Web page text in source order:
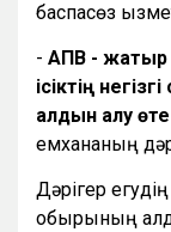
баспасөз
- АПВ - жатыр
ісіктің
алдын алу
емхананың
Дәрігер
обырының